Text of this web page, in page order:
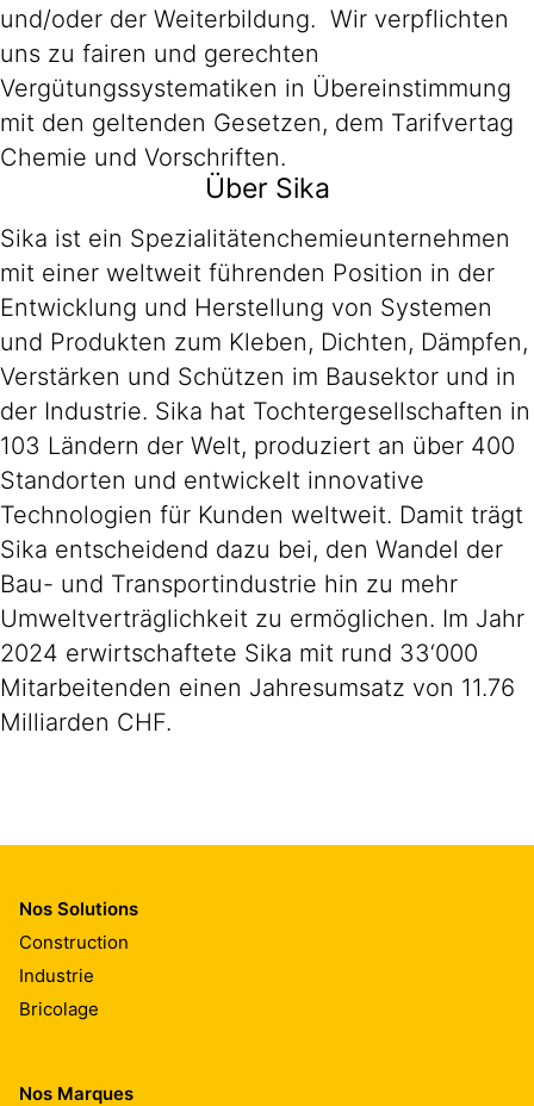
und/oder der Weiterbildung. Wir verpflichten
uns zu fairen und gerechten
Vergütungssystematiken in Übereinstimmung
mit den geltenden Gesetzen, dem Tarifvertag
Chemie und Vorschriften.
Über Sika
Sika ist ein Spezialitätenchemieunternehmen
mit einer weltweit führenden Position in der
Entwicklung und Herstellung von Systemen
und Produkten zum Kleben, Dichten, Dämpfen,
Verstärken und Schützen im Bausektor und in
der Industrie. Sika hat Tochtergesellschaften in
103 Ländern der Welt, produziert an über 400
Standorten und entwickelt innovative
Technologien für Kunden weltweit. Damit trägt
Sika entscheidend dazu bei, den Wandel der
Bau- und Transportindustrie hin zu mehr
Umweltverträglichkeit zu ermöglichen. Im Jahr
2024 erwirtschaftete Sika mit rund 33‘000
Mitarbeitenden einen Jahresumsatz von 11.76
Milliarden CHF.
Nos Solutions
Construction
Industrie
Bricolage
Nos Marques